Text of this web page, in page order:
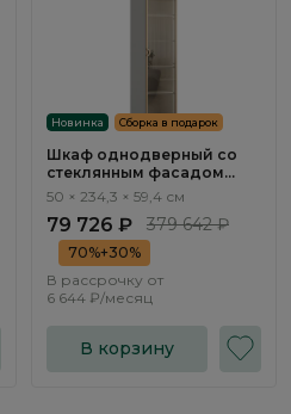
Новинка Сборка в подарок
Шкаф однодверный со
стеклянным фасадом
Тиара / Tiara RT302.1.F
50 × 234,3 × 59,4 см
79 726 ₽ 379 642 ₽
70%+30%
В рассрочку от
6 644 ₽/месяц
В корзину